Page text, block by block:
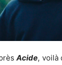
Acide, voilà